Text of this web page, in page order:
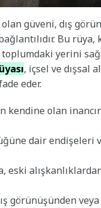
güveni, dış
Bu
yerini
, içsel ve dışsal
eder.
olan
dair endişeleri
eski
görünüşünden